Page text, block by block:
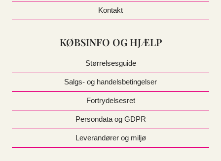
Kontakt
KØBSINFO OG HJÆLP
Størrelsesguide
Salgs- og handelsbetingelser
Fortrydelsesret
Persondata og GDPR
Leverandører og miljø